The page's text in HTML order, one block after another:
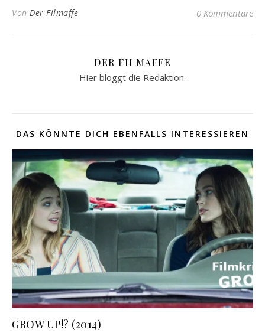
Von Der Filmaffe 0 Kommentare
DER FILMAFFE
Hier bloggt die Redaktion.
DAS KÖNNTE DICH EBENFALLS INTERESSIEREN
GROW UP!? (2014)